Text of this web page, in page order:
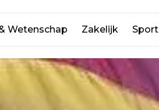
Wetenschap Zakelijk Sport
weer open